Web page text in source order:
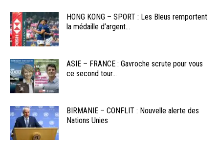
HONG KONG – SPORT : Les Bleus remportent
la médaille d’argent...
ASIE – FRANCE : Gavroche scrute pour vous
ce second tour...
BIRMANIE – CONFLIT : Nouvelle alerte des
Nations Unies